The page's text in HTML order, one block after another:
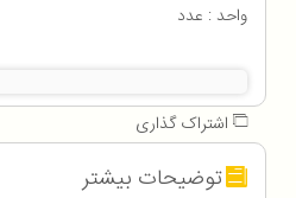
واحد : عدد
اشتراک گذاری
توضیحات بیشتر